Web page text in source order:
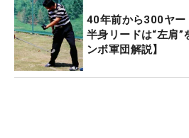
ップにつながる。
中村がそうならないのは「クラ
ろしている」から。中村は切り
40年前から300ヤー
半身リードは“左肩”
ンボ軍団解説】